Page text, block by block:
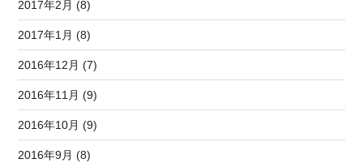
2017年2月 (8)
2017年1月 (8)
2016年12月 (7)
2016年11月 (9)
2016年10月 (9)
2016年9月 (8)